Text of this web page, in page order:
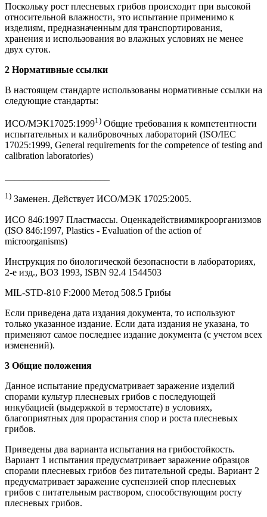
Поскольку рост плесневых грибов происходит при высокой
относительной влажности, это испытание применимо к
изделиям, предназначенным для транспортирования,
хранения и использования во влажных условиях не менее
двух суток.
2 Нормативные ссылки
В настоящем стандарте использованы нормативные ссылки на
следующие стандарты:
ИСО/МЭК17025:19991) Общие требования к компетентности
испытательных и калибровочных лабораторий (ISO/IEC
17025:1999, General requirements for the competence of testing and
calibration laboratories)
1) Заменен. Действует ИСО/МЭК 17025:2005.
ИСО 846:1997 Пластмассы. Оценкадействиямикроорганизмов
(ISO 846:1997, Plastics - Evaluation of the action of
microorganisms)
Инструкция по биологической безопасности в лабораториях,
2-е изд., ВОЗ 1993, ISBN 92.4 1544503
MIL-STD-810 F:2000 Метод 508.5 Грибы
Если приведена дата издания документа, то используют
только указанное издание. Если дата издания не указана, то
применяют самое последнее издание документа (с учетом всех
изменений).
3 Общие положения
Данное испытание предусматривает заражение изделий
спорами культур плесневых грибов с последующей
инкубацией (выдержкой в термостате) в условиях,
благоприятных для прорастания спор и роста плесневых
грибов.
Приведены два варианта испытания на грибостойкость.
Вариант 1 испытания предусматривает заражение образцов
спорами плесневых грибов без питательной среды. Вариант 2
предусматривает заражение суспензией спор плесневых
грибов с питательным раствором, способствующим росту
плесневых грибов.